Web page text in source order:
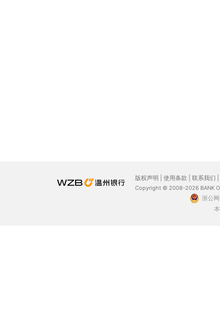
版权声明 使用条款 联系我们
Copyright © 2008-2026 BANK
浙公